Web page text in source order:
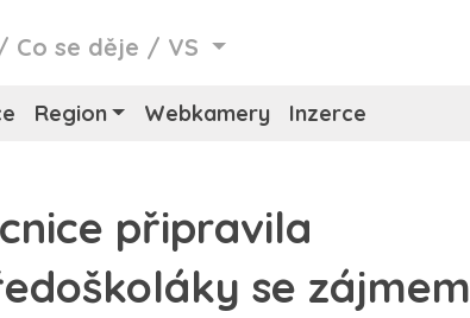
Co se děje / VS
Region Webkamery Inzerce
připravila
se zájmem